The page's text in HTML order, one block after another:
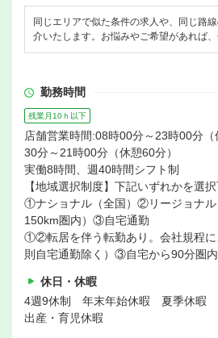
同じエリアで似た条件の求人や、同じ路
介いたします。お悩みやご希望があれば
勤務時間
残業月10ｈ以下
店舗営業時間:08時00分～23時00分
30分～21時00分（休憩60分）
実働8時間、週40時間シフト制
【地域選択制度】下記いずれかを選
①ナショナル（全国）②リージョナル
150km圏内）③自宅通勤
①②転居を伴う転勤あり。会社規程に
則自宅通勤除く）③自宅から90分圏
休日・休暇
4週9休制 年末年始休暇 夏季休
出産・育児休暇